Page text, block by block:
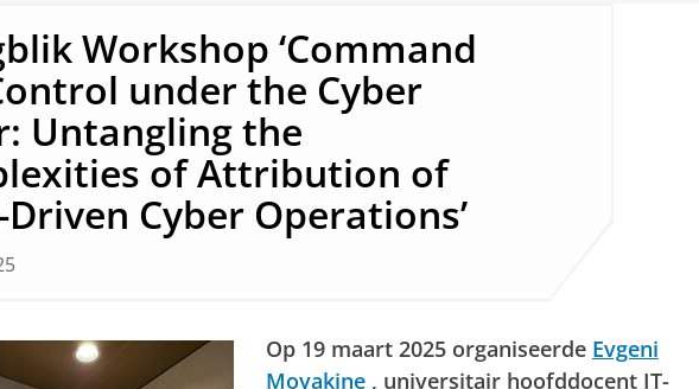
Workshop ‘Command
under the Cyber
Untangling the
of Attribution of
Cyber Operations’
Op 19 maart 2025 organiseerde Evgeni
Moyakine , universitair hoofddocent IT-